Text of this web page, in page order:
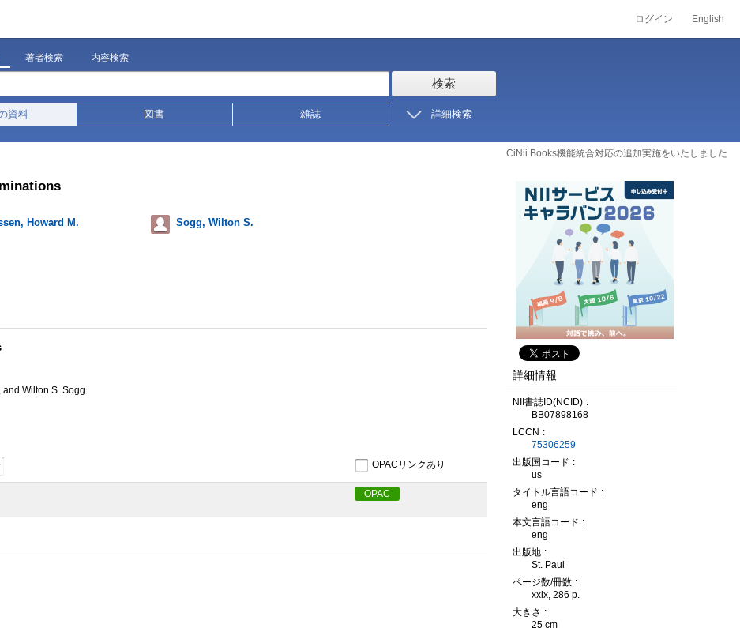
ログイン English
著者検索 内容検索
検索
資料 図書 雑誌 詳細検索
CiNii Books機能統合対応の追加実施をいたしました
Howard M. Sogg, Wilton S.
and Wilton S. Sogg
OPACリンクあり
OPAC
詳細情報
NII書誌ID(NCID)
BB07898168
LCCN
75306259
出版国コード
us
タイトル言語コード
eng
本文言語コード
eng
出版地
St. Paul
ページ数/冊数
xxix, 286 p.
大きさ
25 cm